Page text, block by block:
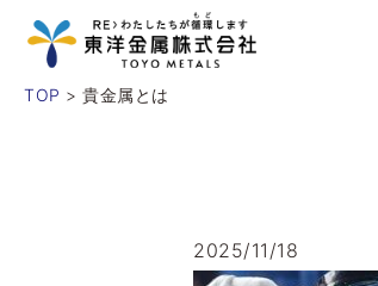
TOP > 貴金属とは
2025/11/18